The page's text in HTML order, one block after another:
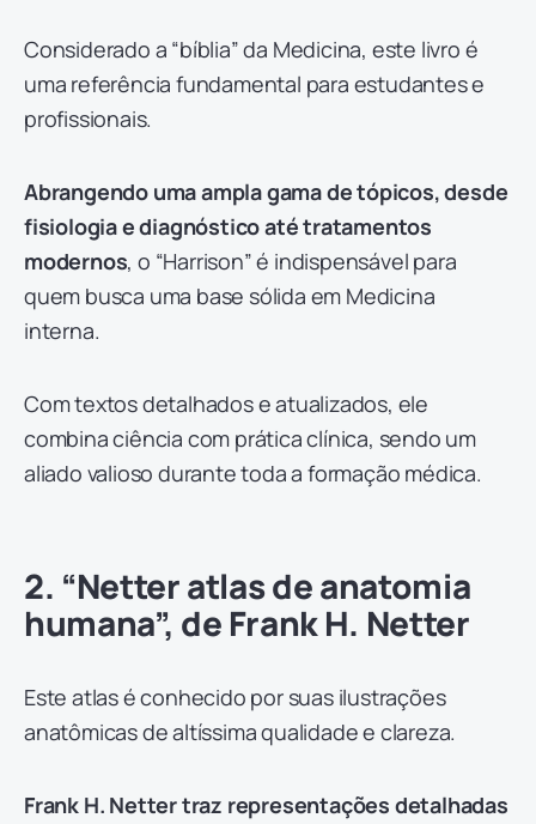
Considerado a “bíblia” da Medicina, este livro é
uma referência fundamental para estudantes e
profissionais.
Abrangendo uma ampla gama de tópicos, desde
fisiologia e diagnóstico até tratamentos
modernos, o “Harrison” é indispensável para
quem busca uma base sólida em Medicina
interna.
Com textos detalhados e atualizados, ele
combina ciência com prática clínica, sendo um
aliado valioso durante toda a formação médica.
2. “Netter atlas de anatomia
humana”, de Frank H. Netter
Este atlas é conhecido por suas ilustrações
anatômicas de altíssima qualidade e clareza.
Frank H. Netter traz representações detalhadas